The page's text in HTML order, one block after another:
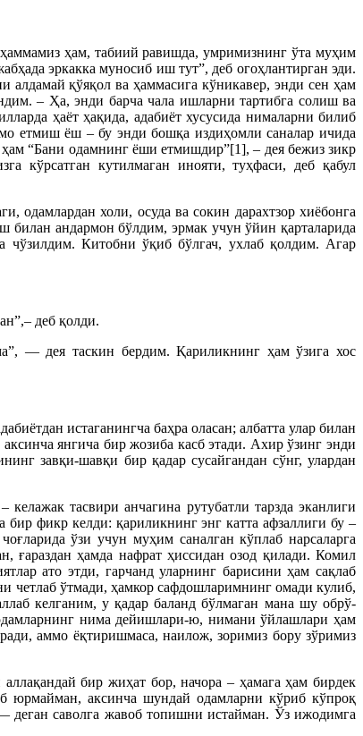
ҳам, табиий равишда, умримизнинг ўта муҳим
эркакка муносиб иш тут”, деб огоҳлантирган эди.
қўяқол ва ҳаммасига кўникавер, энди сен ҳам
– Ҳа, энди барча чала ишларни тартибга солиш ва
ҳаёт ҳақида, адабиёт хусусида нималарни билиб
етмиш ёш – бу энди бошқа издиҳомли саналар ичида
“Бани одамнинг ёши етмишдир”[1], – дея бежиз зикр
кўрсатган кутилмаган инояти, туҳфаси, деб қабул
одамлардан холи, осуда ва сокин дарахтзор хиёбонга
андармон бўлдим, эрмак учун ўйин қарталарида
чўзилдим. Китобни ўқиб бўлгач, ухлаб қолдим. Агар
деб қолди.
— дея таскин бердим. Қариликнинг ҳам ўзига хос
истаганингча баҳра оласан; албатта улар билан
янгича бир жозиба касб этади. Ахир ўзинг энди
завқи-шавқи бир қадар сусайгандан сўнг, улардан
тасвири анчагина рутубатли тарзда эканлиги
фикр келди: қариликнинг энг катта афзаллиги бу –
ўзи учун муҳим саналган кўплаб нарсаларга
ғараздан ҳамда нафрат ҳиссидан озод қилади. Комил
ато этди, гарчанд уларнинг барисини ҳам сақлаб
четлаб ўтмади, ҳамкор сафдошларимнинг омади кулиб,
келганим, у қадар баланд бўлмаган мана шу обрў-
нима дейишлари-ю, нимани ўйлашлари ҳам
аммо ёқтиришмаса, наилож, зоримиз бору зўримиз
бир жиҳат бор, начора – ҳамага ҳам бирдек
юрмайман, аксинча шундай одамларни кўриб кўпроқ
деган саволга жавоб топишни истайман. Ўз ижодимга